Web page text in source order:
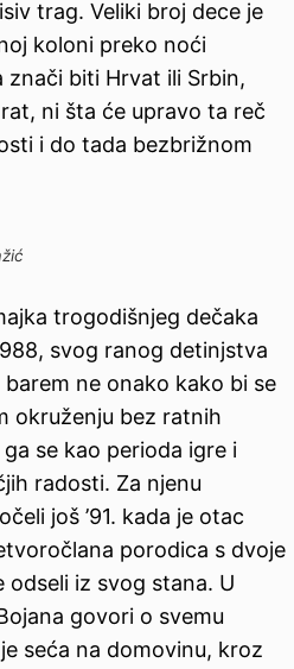
trag. Veliki broj dece je
koloni preko noći
znači biti Hrvat ili Srbin,
ni šta će upravo ta reč
i do tada bezbrižnom
trogodišnjeg dečaka
svog ranog detinjstva
ne onako kako bi se
okruženju bez ratnih
se kao perioda igre i
radosti. Za njenu
još ’91. kada je otac
porodica s dvoje
odseli iz svog stana. U
govori o svemu
seća na domovinu, kroz